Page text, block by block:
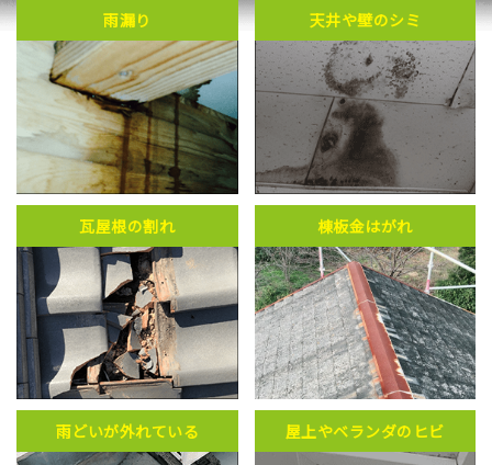
雨漏り 天井や壁のシミ
瓦屋根の割れ 棟板金はがれ
雨どいが外れている 屋上やベランダのヒビ